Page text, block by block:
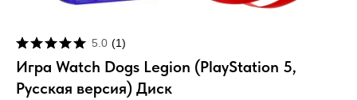
5.0 (1)
Игра Watch Dogs Legion (PlayStation 5,
Русская версия) Диск